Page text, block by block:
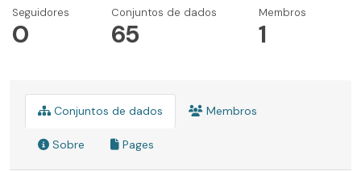
Seguidores
0
Conjuntos de dados
65
Membros
1
Conjuntos de dados Membros
Sobre Pages